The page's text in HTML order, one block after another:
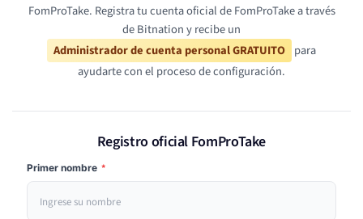
FomProTake. Registra tu cuenta oficial de FomProTake a través
de Bitnation y recibe un
Administrador de cuenta personal GRATUITO para
ayudarte con el proceso de configuración.
Registro oficial FomProTake
Primer nombre *